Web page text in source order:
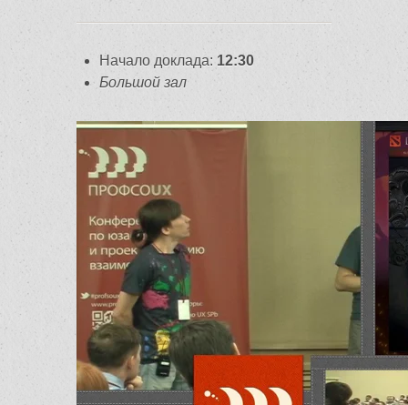
Начало доклада: 12:30
Большой зал